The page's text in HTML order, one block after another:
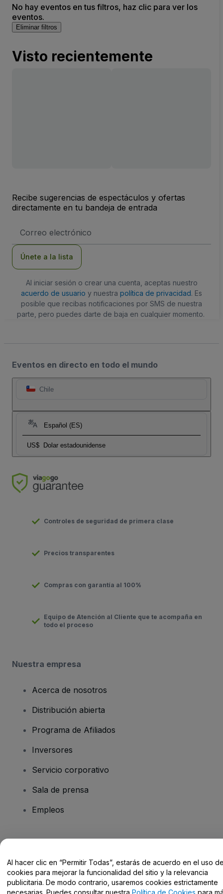
No hay eventos en tus filtros, haz clic para ver los
eventos.
Eliminar filtros
Visto recientemente
Recibe sugerencias de espectáculos y ofertas
directamente en tu bandeja de entrada
de
Únete a la lista
Al iniciar sesión o crear una cuenta, aceptas nuestro
acuerdo de usuario y nuestra política de privacidad. Es
posible que recibas notificaciones por SMS de nuestra
parte, pero puedes darte de baja en cualquier momento.
Eventos en directo en todo el mundo
Chile
Español (ES)
US$ Dolar estadounidense
Controles de seguridad de primera clase
Precios transparentes
Compras con garantía al 100%
Equipo de Atención al Cliente que te acompaña en
todo el proceso
Nuestra empresa
Acerca de nosotros
Distribución abierta
Programa de Afiliados
Inversores
Servicio corporativo
Sala de prensa
Empleos
Centro de Ayuda / Contacto
Al hacer clic en “Permitir Todas”, estarás de acuerdo en el uso
cookies para mejorar la funcionalidad del sitio y la relevancia
publicitaria. De modo contrario, usaremos cookies estrictamente
necesarias. Puedes consultar nuestra Política de Cookies para